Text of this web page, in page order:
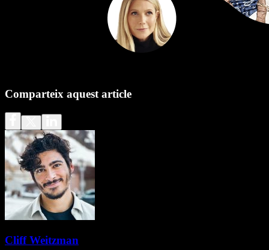
Comparteix aquest article
Cliff Weitzman